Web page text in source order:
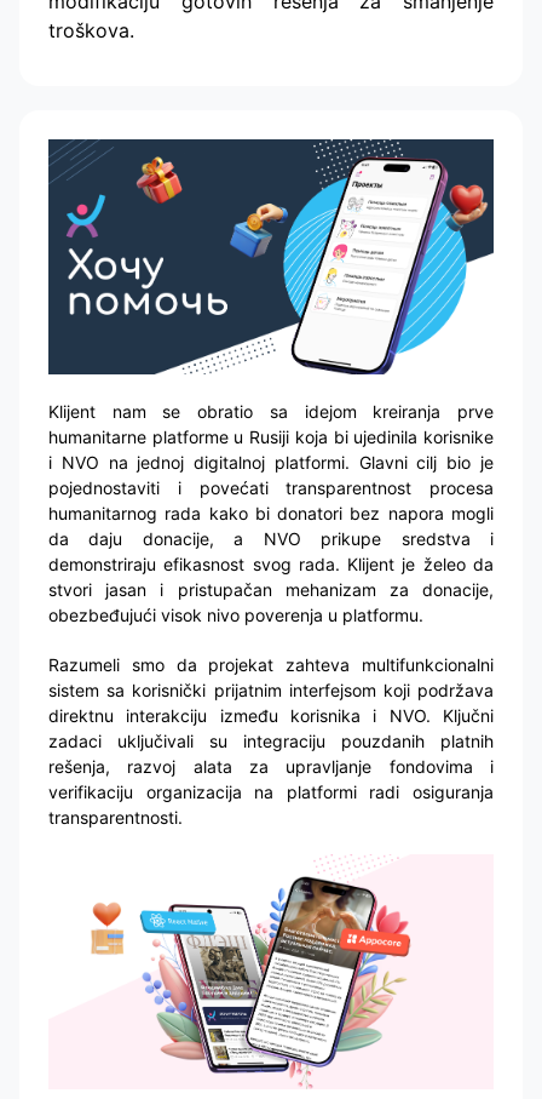
troškova.
Klijent nam se obratio sa idejom kreiranja prve
humanitarne platforme u Rusiji koja bi ujedinila korisnike
i NVO na jednoj digitalnoj platformi. Glavni cilj bio je
pojednostaviti i povećati transparentnost procesa
humanitarnog rada kako bi donatori bez napora mogli
da daju donacije, a NVO prikupe sredstva i
demonstriraju efikasnost svog rada. Klijent je želeo da
stvori jasan i pristupačan mehanizam za donacije,
obezbeđujući visok nivo poverenja u platformu.
Razumeli smo da projekat zahteva multifunkcionalni
sistem sa korisnički prijatnim interfejsom koji podržava
direktnu interakciju između korisnika i NVO. Ključni
zadaci uključivali su integraciju pouzdanih platnih
rešenja, razvoj alata za upravljanje fondovima i
verifikaciju organizacija na platformi radi osiguranja
transparentnosti.